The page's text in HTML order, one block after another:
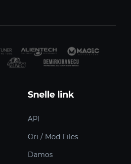
Snelle link
API
Ori / Mod Files
Damos